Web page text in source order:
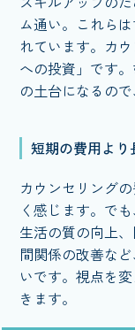
ム通い。これら
れています。カ
への投資」です
の土台になるの
短期の費用より
カウンセリング
く感じます。で
生活の質の向上
間関係の改善な
いです。視点を
きます。